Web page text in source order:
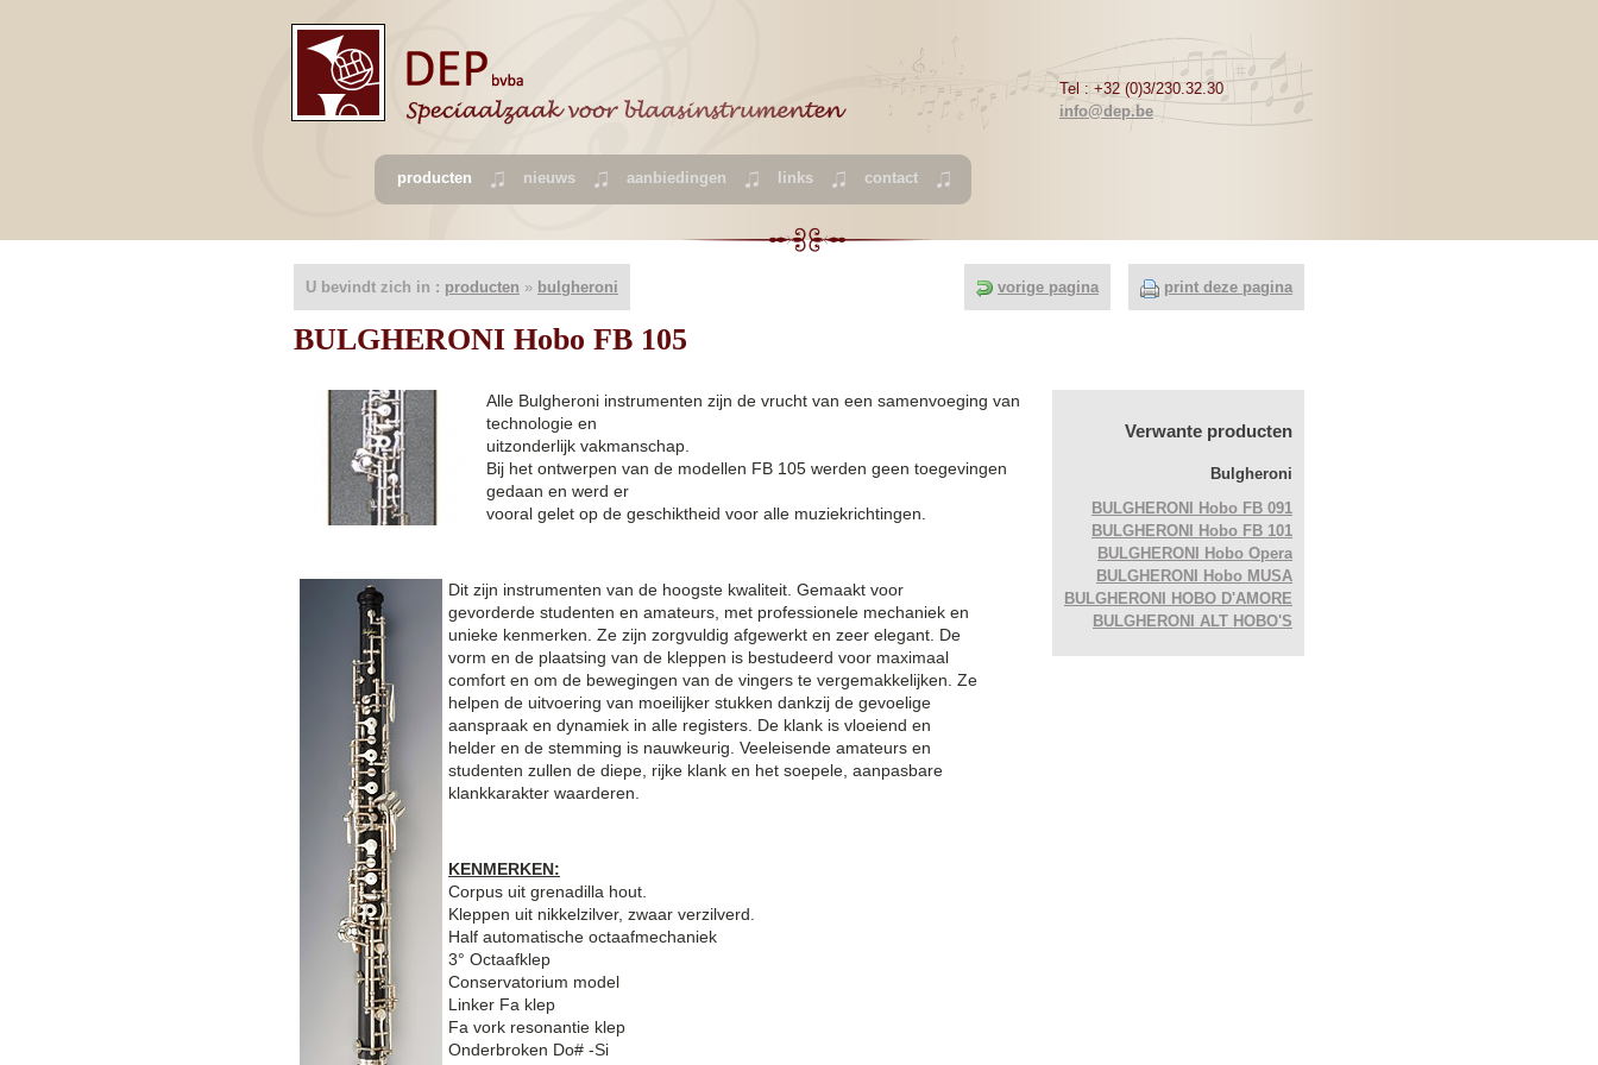
Tel : +32 (0)3/230.32.30
info@dep.be
producten nieuws aanbiedingen links contact
U bevindt zich in : producten » bulgheroni print deze pagina
vorige pagina
BULGHERONI Hobo FB 105
Verwante producten
Bulgheroni
BULGHERONI Hobo FB 091
BULGHERONI Hobo FB 101
BULGHERONI Hobo Opera
BULGHERONI Hobo MUSA
BULGHERONI HOBO D'AMORE
BULGHERONI ALT HOBO'S
Alle Bulgheroni instrumenten zijn de vrucht van een samenvoeging van
technologie en
uitzonderlijk vakmanschap.
Bij het ontwerpen van de modellen FB 105 werden geen toegevingen
gedaan en werd er
vooral gelet op de geschiktheid voor alle muziekrichtingen.
Dit zijn instrumenten van de hoogste kwaliteit. Gemaakt voor
gevorderde studenten en amateurs, met professionele mechaniek en
unieke kenmerken. Ze zijn zorgvuldig afgewerkt en zeer elegant. De
vorm en de plaatsing van de kleppen is bestudeerd voor maximaal
comfort en om de bewegingen van de vingers te vergemakkelijken. Ze
helpen de uitvoering van moeilijker stukken dankzij de gevoelige
aanspraak en dynamiek in alle registers. De klank is vloeiend en
helder en de stemming is nauwkeurig. Veeleisende amateurs en
studenten zullen de diepe, rijke klank en het soepele, aanpasbare
klankkarakter waarderen.
KENMERKEN:
Corpus uit grenadilla hout.
Kleppen uit nikkelzilver, zwaar verzilverd.
Half automatische octaafmechaniek
3° Octaafklep
Conservatorium model
Linker Fa klep
Fa vork resonantie klep
Onderbroken Do# -Si